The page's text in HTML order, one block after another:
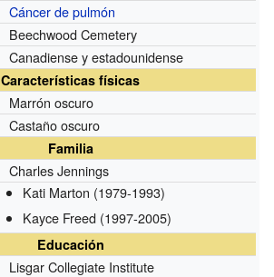
Cáncer de pulmón
Beechwood Cemetery
Canadiense y estadounidense
Características físicas
Marrón oscuro
Castaño oscuro
Familia
Charles Jennings
Kati Marton (1979-1993)
Kayce Freed (1997-2005)
Educación
Lisgar Collegiate Institute